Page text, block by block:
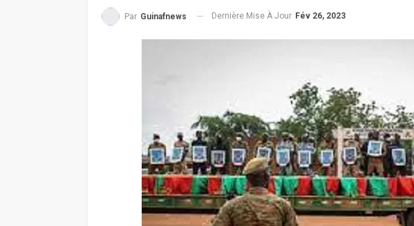
Par Guinafnews Dernière Mise À Jour Fév 26, 2023